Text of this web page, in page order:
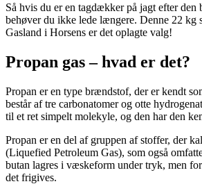
Så hvis du er en tagdækker på jagt efter den
behøver du ikke lede længere. Denne 22 kg
Gasland i Horsens er det oplagte valg!
Propan gas – hvad er det?
Propan er en type brændstof, der er kendt
består af tre carbonatomer og otte
til et ret simpelt molekyle, og den har den
Propan er en del af gruppen af stoffer, der
(Liquefied Petroleum Gas), som også
butan lagres i væskeform under tryk, men
det frigives.